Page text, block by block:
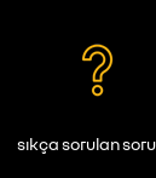
sıkça sorulan